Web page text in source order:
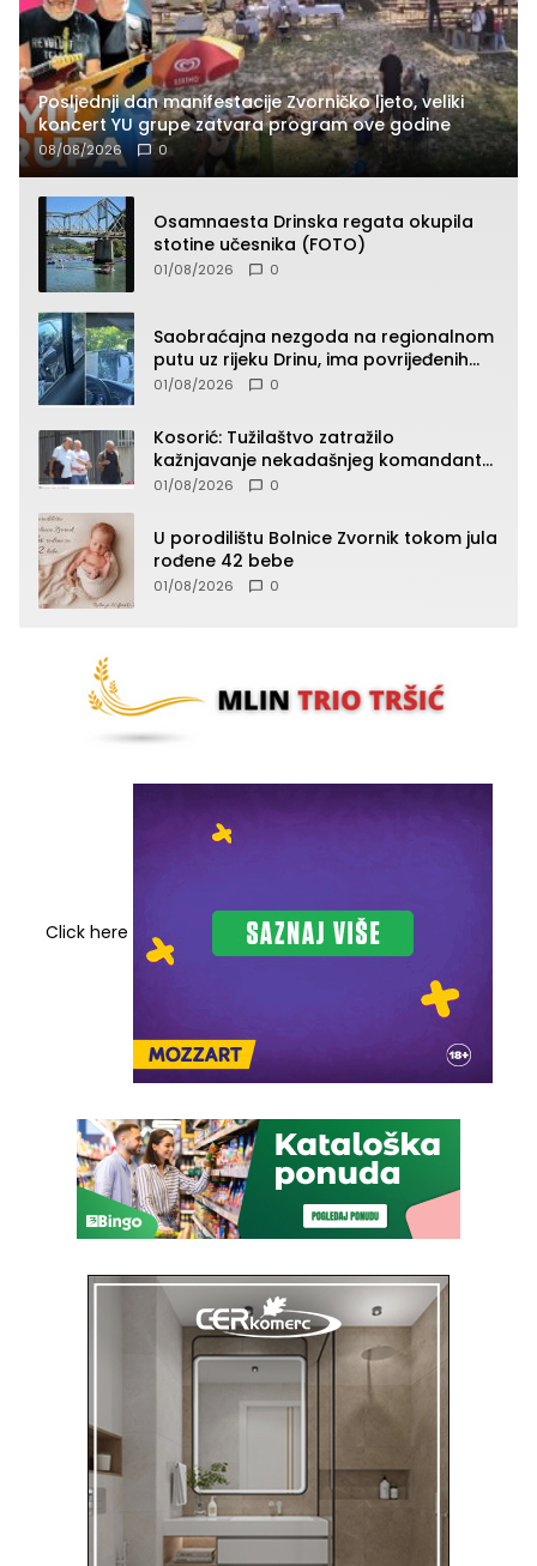
Posljednji dan manifestacije Zvorničko ljeto, veliki
koncert YU grupe zatvara program ove godine
08/08/2026 0
Osamnaesta Drinska regata okupila
stotine učesnika (FOTO)
01/08/2026 0
Saobraćajna nezgoda na regionalnom
putu uz rijeku Drinu, ima povrijeđenih
lica (FOTO)
01/08/2026 0
Kosorić: Tužilaštvo zatražilo
kažnjavanje nekadašnjeg komandanta
Vlaseničke brigade
01/08/2026 0
U porodilištu Bolnice Zvornik tokom jula
rođene 42 bebe
01/08/2026 0
Click here